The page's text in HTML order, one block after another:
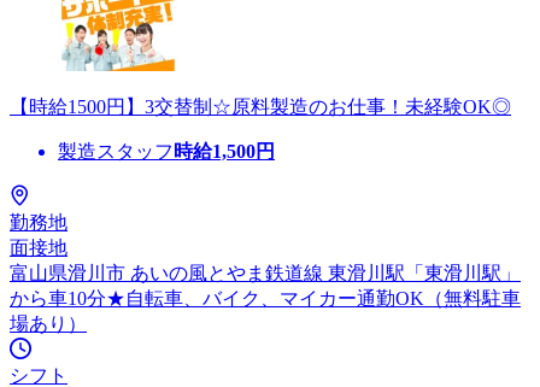
【時給1500円】3交替制☆原料製造のお仕事！未経験OK◎
製造スタッフ 時給1,500円
勤務地
面接地
富山県滑川市 あいの風とやま鉄道線 東滑川駅「東滑川駅」
から車10分★自転車、バイク、マイカー通勤OK（無料駐車
場あり）
シフト